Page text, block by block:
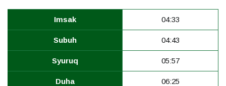
Imsak 04:33
Subuh 04:43
Syuruq 05:57
Duha 06:25